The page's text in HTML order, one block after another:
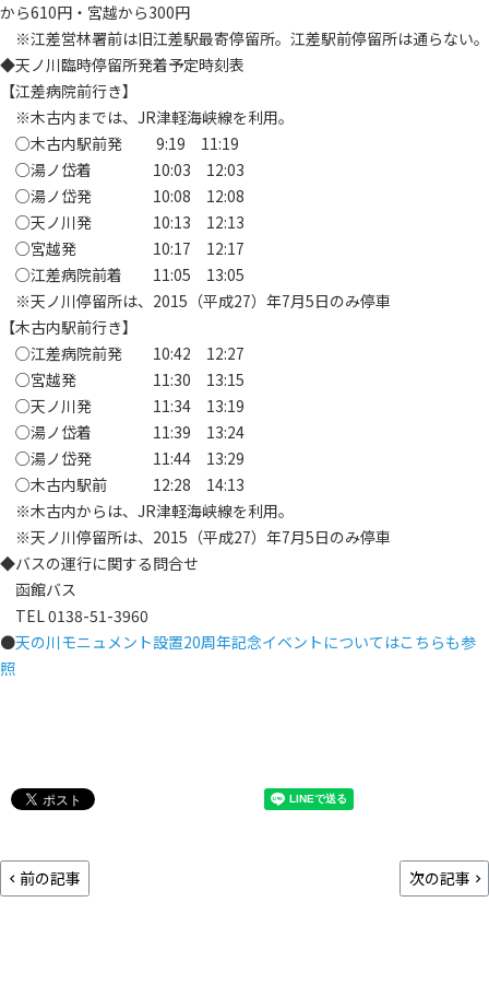
から610円・宮越から300円
※江差営林署前は旧江差駅最寄停留所。江差駅前停留所は通らない。
◆天ノ川臨時停留所発着予定時刻表
【江差病院前行き】
※木古内までは、JR津軽海峡線を利用。
○木古内駅前発 9:19 11:19
○湯ノ岱着 10:03 12:03
○湯ノ岱発 10:08 12:08
○天ノ川発 10:13 12:13
○宮越発 10:17 12:17
○江差病院前着 11:05 13:05
※天ノ川停留所は、2015（平成27）年7月5日のみ停車
【木古内駅前行き】
○江差病院前発 10:42 12:27
○宮越発 11:30 13:15
○天ノ川発 11:34 13:19
○湯ノ岱着 11:39 13:24
○湯ノ岱発 11:44 13:29
○木古内駅前 12:28 14:13
※木古内からは、JR津軽海峡線を利用。
※天ノ川停留所は、2015（平成27）年7月5日のみ停車
◆バスの運行に関する問合せ
函館バス
TEL 0138-51-3960
●天の川モニュメント設置20周年記念イベントについてはこちらも参
照
前の記事 次の記事